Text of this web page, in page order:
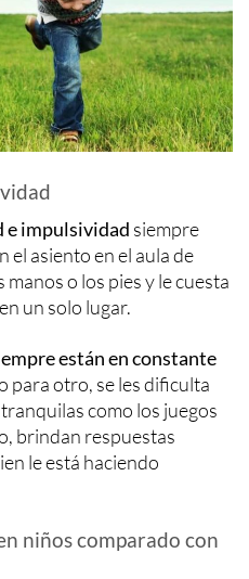
e impulsividad siempre
el asiento en el aula de
o los pies y le cuesta
un solo lugar.
están en constante
para otro, se les dificulta
como los juegos
brindan respuestas
le está haciendo
niños comparado con